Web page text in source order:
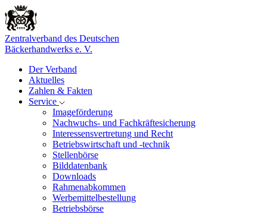
Zentralverband des Deutschen
Bäckerhandwerks e. V.
Der Verband
Aktuelles
Zahlen & Fakten
Service
Imageförderung
Nachwuchs- und Fachkräftesicherung
Interessensvertretung und Recht
Betriebswirtschaft und -technik
Stellenbörse
Bilddatenbank
Downloads
Rahmenabkommen
Werbemittelbestellung
Betriebsbörse